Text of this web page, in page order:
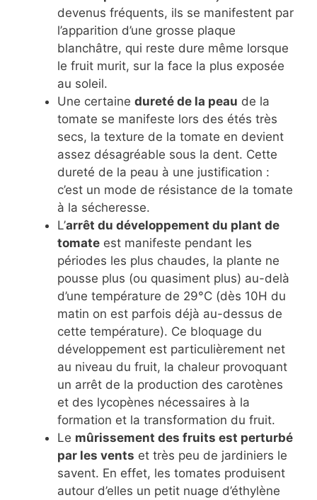
devenus fréquents, ils se manifestent par
l’apparition d’une grosse plaque
blanchâtre, qui reste dure même lorsque
le fruit murit, sur la face la plus exposée
au soleil.
Une certaine dureté de la peau de la
tomate se manifeste lors des étés très
secs, la texture de la tomate en devient
assez désagréable sous la dent. Cette
dureté de la peau à une justification :
c’est un mode de résistance de la tomate
à la sécheresse.
L’arrêt du développement du plant de
tomate est manifeste pendant les
périodes les plus chaudes, la plante ne
pousse plus (ou quasiment plus) au-delà
d’une température de 29°C (dès 10H du
matin on est parfois déjà au-dessus de
cette température). Ce bloquage du
développement est particulièrement net
au niveau du fruit, la chaleur provoquant
un arrêt de la production des carotènes
et des lycopènes nécessaires à la
formation et la transformation du fruit.
Le mûrissement des fruits est perturbé
par les vents et très peu de jardiniers le
savent. En effet, les tomates produisent
autour d’elles un petit nuage d’éthylène